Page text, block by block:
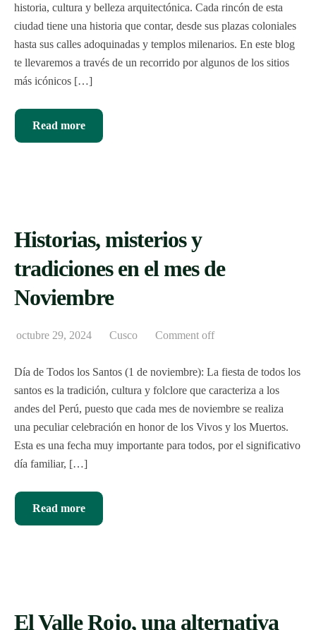
historia, cultura y belleza arquitectónica. Cada rincón de esta
ciudad tiene una historia que contar, desde sus plazas coloniales
hasta sus calles adoquinadas y templos milenarios. En este blog
te llevaremos a través de un recorrido por algunos de los sitios
más icónicos […]
Read more
Historias, misterios y
tradiciones en el mes de
Noviembre
octubre 29, 2024 Cusco Comment off
Día de Todos los Santos (1 de noviembre): La fiesta de todos los
santos es la tradición, cultura y folclore que caracteriza a los
andes del Perú, puesto que cada mes de noviembre se realiza
una peculiar celebración en honor de los Vivos y los Muertos.
Esta es una fecha muy importante para todos, por el significativo
día familiar, […]
Read more
El Valle Rojo, una alternativa